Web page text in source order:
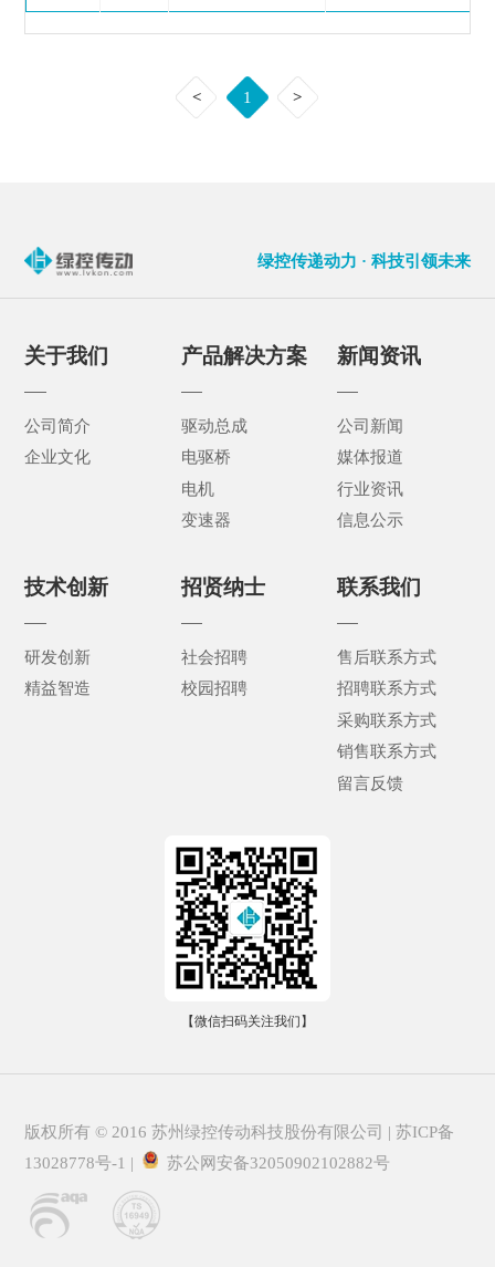
< 1 >
绿控传递动力 · 科技引领未来
关于我们
公司简介
企业文化
产品解决方案
驱动总成
电驱桥
电机
变速器
新闻资讯
公司新闻
媒体报道
行业资讯
信息公示
技术创新
研发创新
精益智造
招贤纳士
社会招聘
校园招聘
联系我们
售后联系方式
招聘联系方式
采购联系方式
销售联系方式
留言反馈
【微信扫码关注我们】
版权所有 © 2016 苏州绿控传动科技股份有限公司 |苏ICP备
13028778号-1 | 苏公网安备32050902102882号